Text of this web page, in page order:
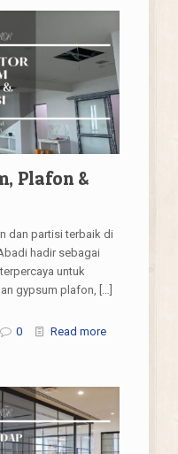
Plafon &
dan partisi terbaik di
hadir sebagai
untuk
gypsum plafon, […]
0 Read more